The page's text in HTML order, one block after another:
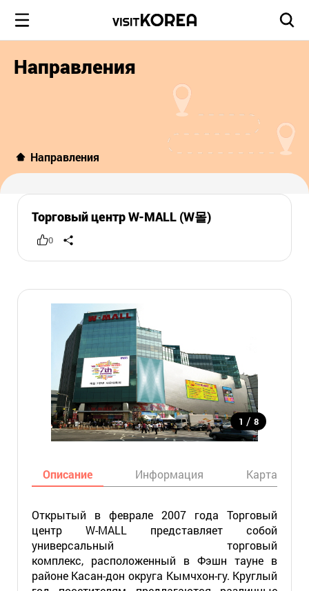
Направления
Направления
Торговый центр W-MALL (W몰)
0
1 / 8
Описание Информация Карта
Открытый в феврале 2007 года Торговый
центр W-MALL представляет собой
универсальный торговый
комплекс, расположенный в Фэшн тауне в
районе Касан-дон округа Кымчхон-гу. Круглый